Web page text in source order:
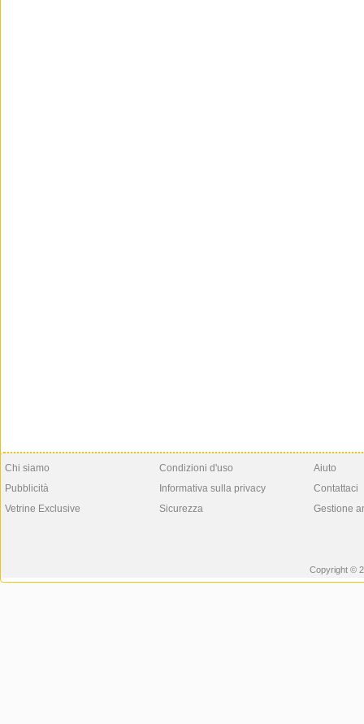
Chi siamo
Pubblicità
Vetrine Exclusive
Condizioni d'uso
Informativa sulla privacy
Sicurezza
Aiuto
Contattaci
Gestione
Copyright ©